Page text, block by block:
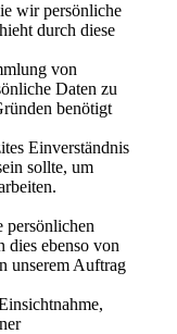
wir persönliche
durch diese
von
Daten zu
benötigt
Einverständnis
sollte, um
persönlichen
dies ebenso von
unserem Auftrag